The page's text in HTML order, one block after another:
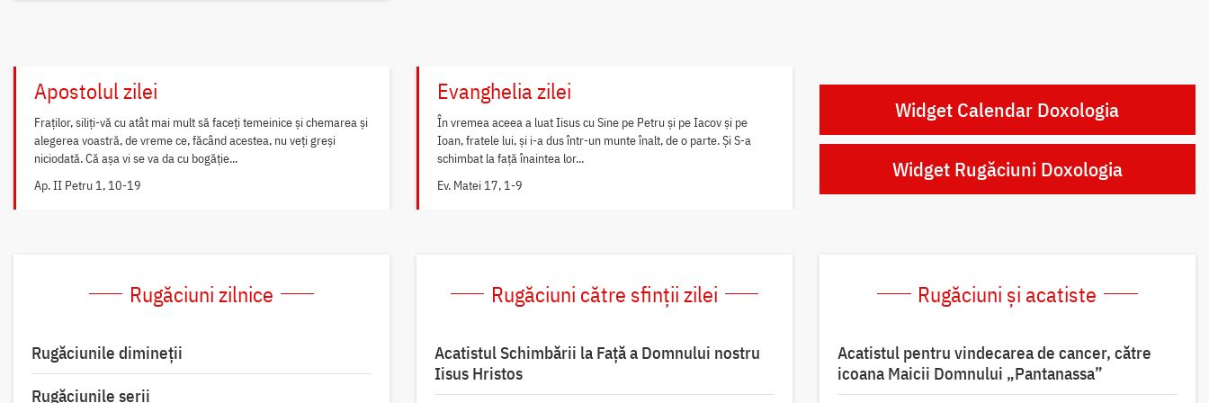
Apostolul zilei
Fraților, siliți-vă cu atât mai mult să faceți temeinice și chemarea și
alegerea voastră, de vreme ce, făcând acestea, nu veți greși
niciodată. Că așa vi se va da cu bogăție...
Ap. II Petru 1, 10-19
Evanghelia zilei
În vremea aceea a luat Iisus cu Sine pe Petru și pe Iacov și pe
Ioan, fratele lui, și i-a dus într-un munte înalt, de o parte. Și S-a
schimbat la față înaintea lor...
Ev. Matei 17, 1-9
Widget Calendar Doxologia
Widget Rugăciuni Doxologia
Rugăciuni zilnice
Rugăciunile dimineții
Rugăciunile serii
Rugăciuni către sfinții zilei
Acatistul Schimbării la Faţă a Domnului nostru
Iisus Hristos
Rugăciuni și acatiste
Acatistul pentru vindecarea de cancer, către
icoana Maicii Domnului „Pantanassa”